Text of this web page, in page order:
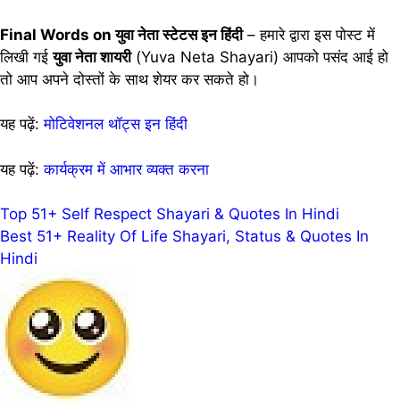
Final Words on युवा नेता स्टेटस इन हिंदी– हमारे द्वारा इस पोस्ट में
लिखी गईयुवा नेता शायरी(Yuva Neta Shayari) आपको पसंद आई हो
तो आप अपने दोस्तों के साथ शेयर कर सकते हो।
यह पढ़ें:मोटिवेशनल थॉट्स इन हिंदी
यह पढ़ें:कार्यक्रम में आभार व्यक्त करना
Post
navigation
Top 51+ Self Respect Shayari & Quotes In Hindi
Best 51+ Reality Of Life Shayari, Status & Quotes In
Hindi